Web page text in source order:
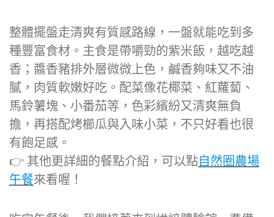
整體擺盤走清爽有質感路線，一盤就能吃到多
種豐富食材。主食是帶嚼勁的紫米飯，越吃越
香；醬香豬排外層微微上色，鹹香夠味又不油
膩，肉質軟嫩好吃。配菜像花椰菜、紅蘿蔔、
馬鈴薯塊、小番茄等，色彩繽紛又清爽無負
擔，再搭配烤櫛瓜與入味小菜，不只好看也很
有飽足感。
👉 其他更詳細的餐點介紹，可以點自然圈農場
午餐來看喔！